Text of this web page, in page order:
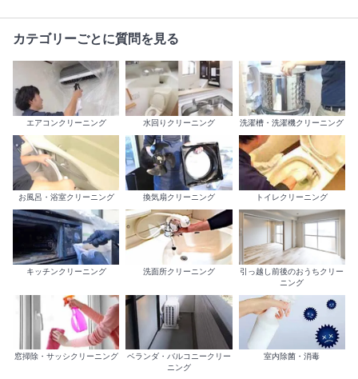
カテゴリーごとに質問を見る
エアコンクリーニング 水回りクリーニング 洗濯槽・洗濯機クリーニング
お風呂・浴室クリーニング 換気扇クリーニング トイレクリーニング
キッチンクリーニング 洗面所クリーニング
引っ越し前後のおうちクリー
ニング
窓掃除・サッシクリーニング
ベランダ・バルコニークリー
ニング
室内除菌・消毒